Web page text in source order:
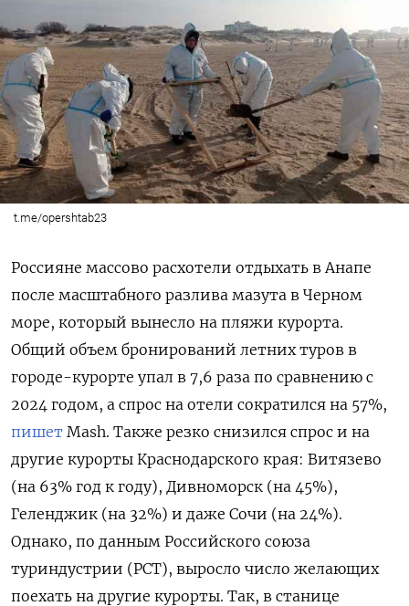
t.me/opershtab23
Россияне массово расхотели отдыхать в Анапе
после масштабного разлива мазута в Черном
море, который вынесло на пляжи курорта.
Общий объем бронирований летних туров в
городе-курорте упал в 7,6 раза по сравнению с
2024 годом, а спрос на отели сократился на 57%,
пишет Mash. Также резко снизился спрос и на
другие курорты Краснодарского края: Витязево
(на 63% год к году), Дивноморск (на 45%),
Геленджик (на 32%) и даже Сочи (на 24%).
Однако, по данным Российского союза
туриндустрии (РСТ), выросло число желающих
поехать на другие курорты. Так, в станице